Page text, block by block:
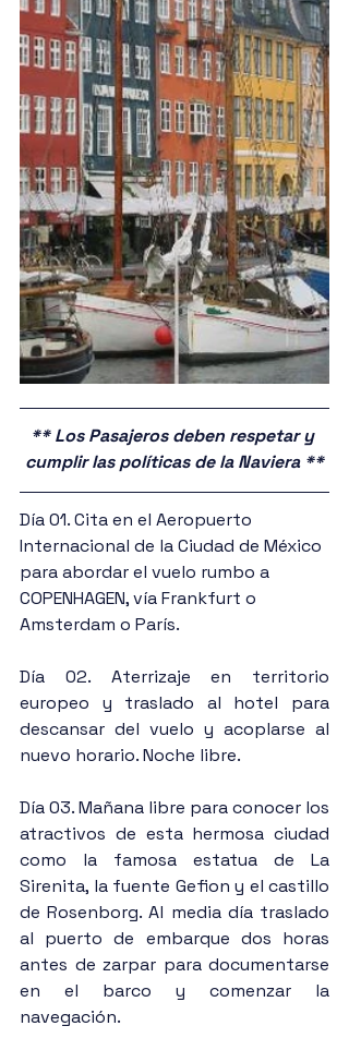
** Los Pasajeros deben respetar y
cumplir las políticas de la Naviera **
Día 01. Cita en el Aeropuerto
Internacional de la Ciudad de México
para abordar el vuelo rumbo a
COPENHAGEN, vía Frankfurt o
Amsterdam o París.
Día 02. Aterrizaje en territorio
europeo y traslado al hotel para
descansar del vuelo y acoplarse al
nuevo horario. Noche libre.
Día 03. Mañana libre para conocer los
atractivos de esta hermosa ciudad
como la famosa estatua de La
Sirenita, la fuente Gefion y el castillo
de Rosenborg. Al media día traslado
al puerto de embarque dos horas
antes de zarpar para documentarse
en el barco y comenzar la
navegación.